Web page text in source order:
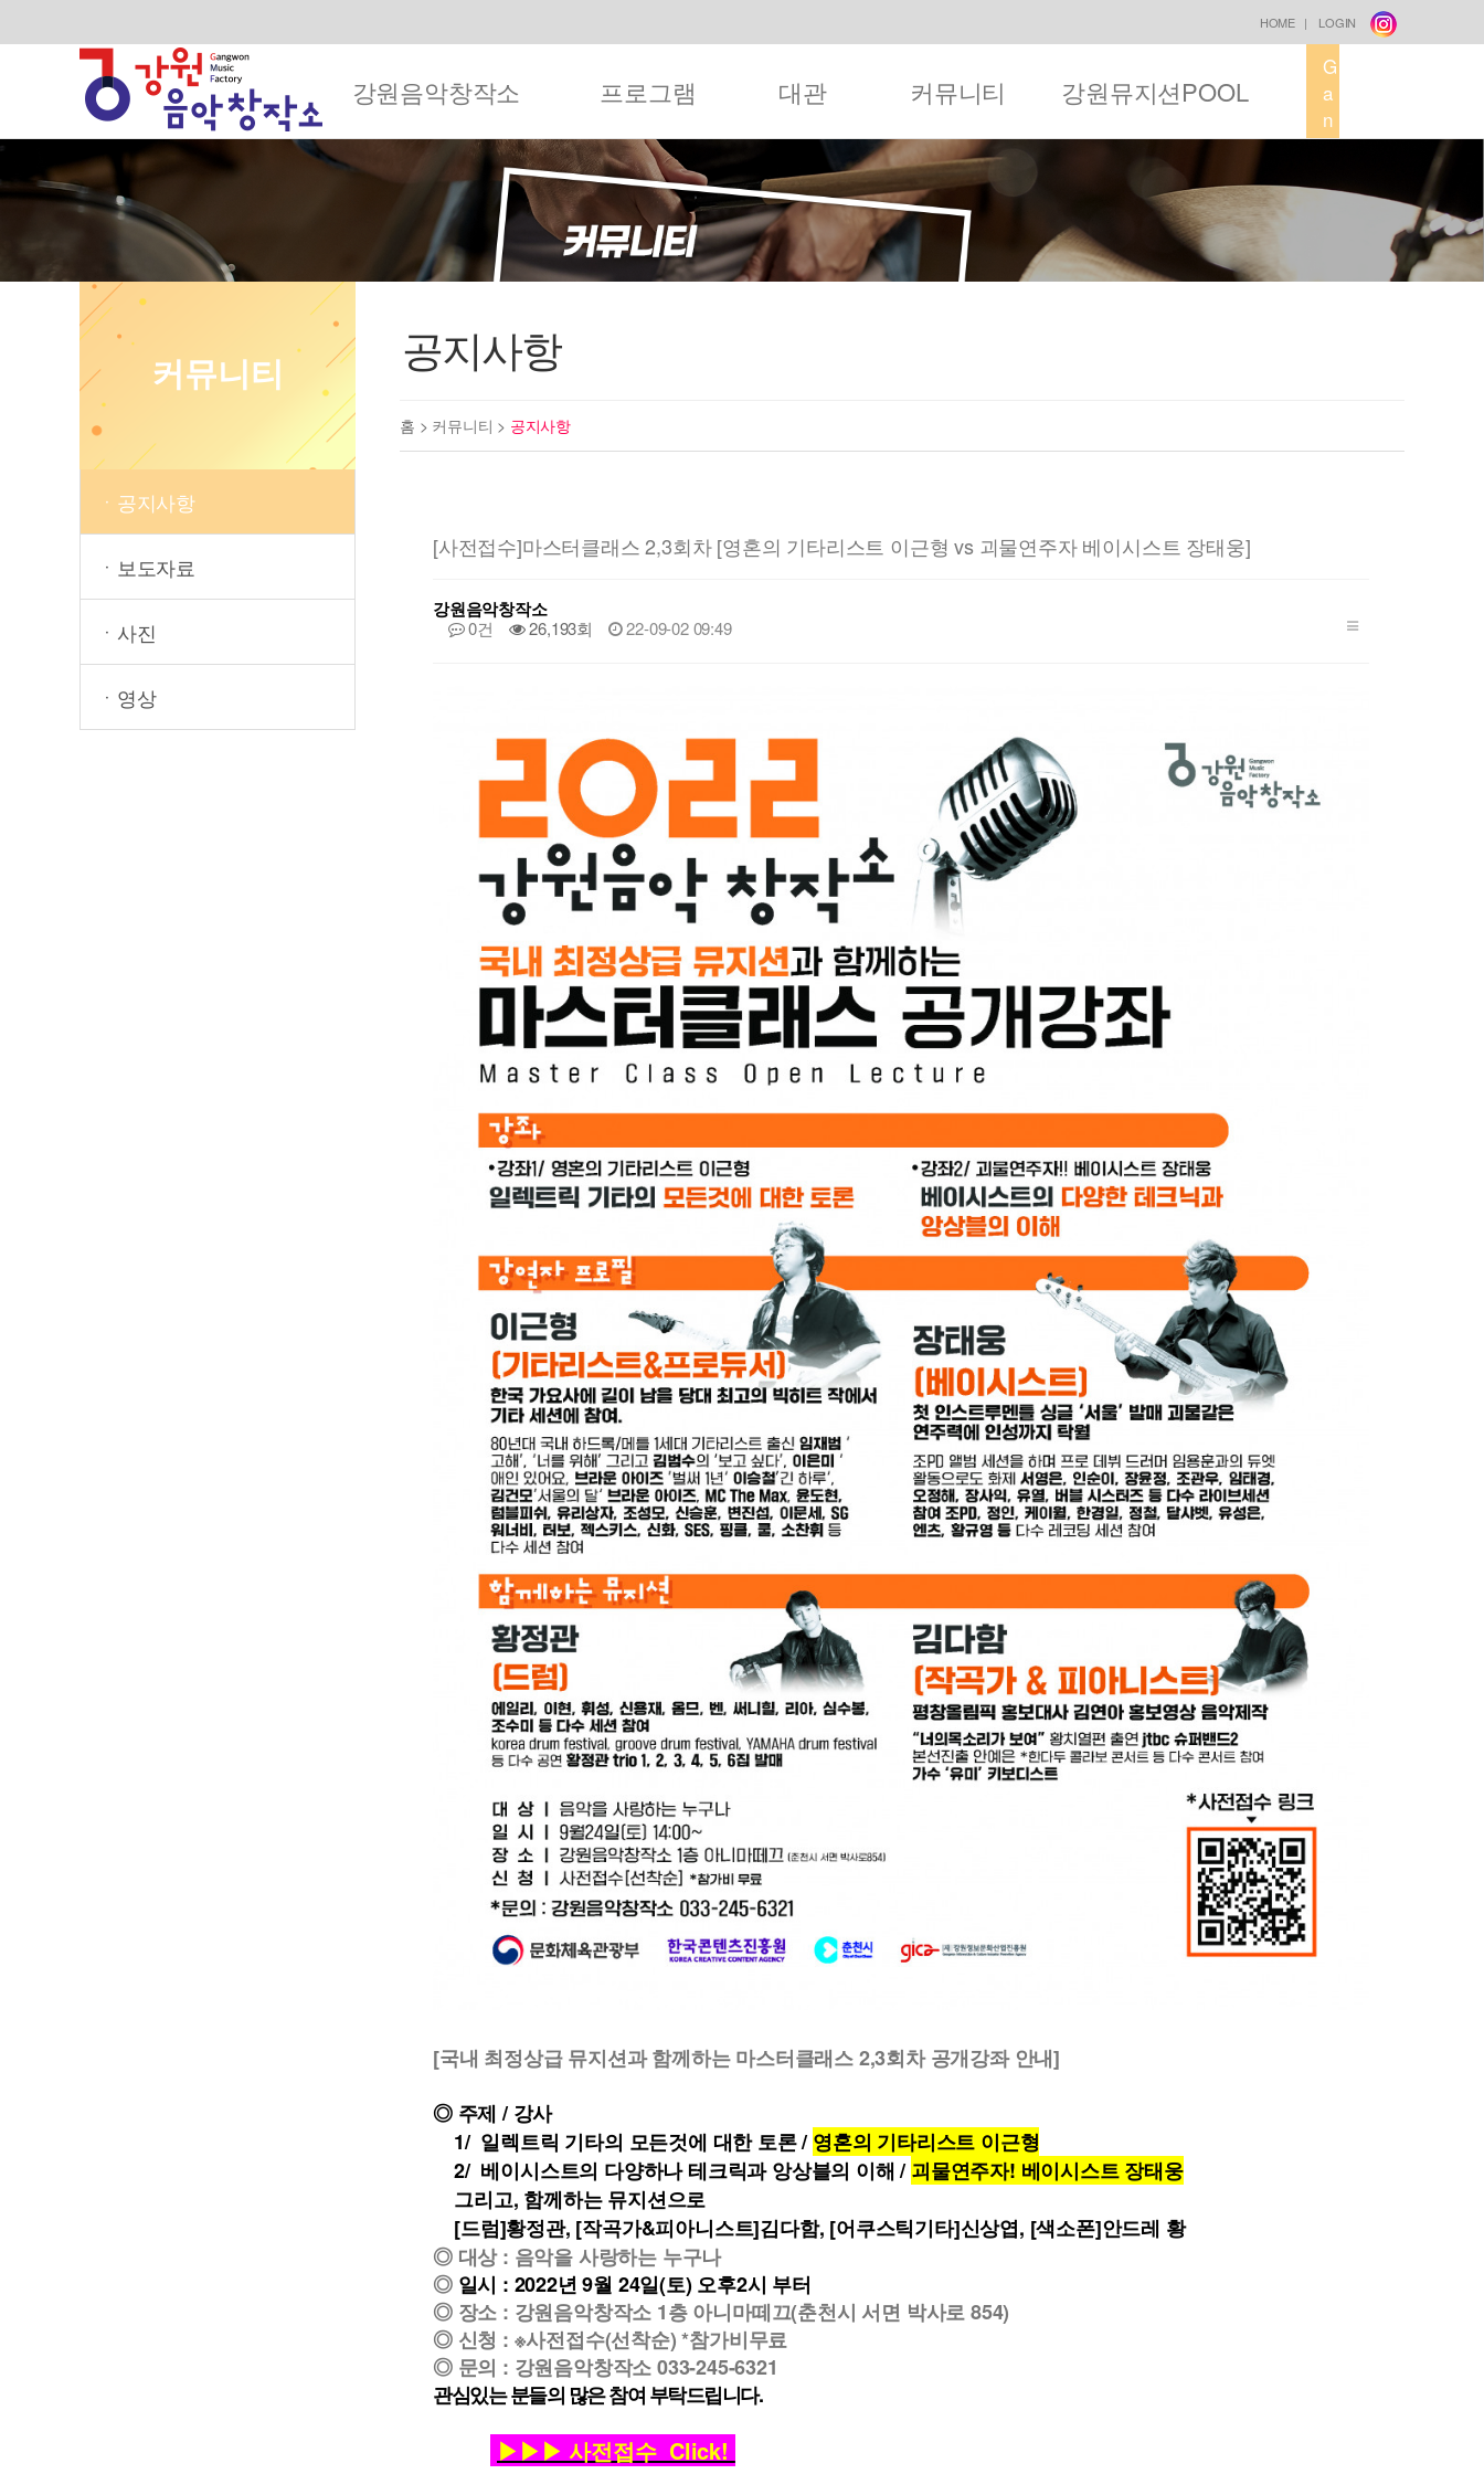
HOME | LOGIN
강원음악창작소 프로그램 대관 커뮤니티 강원뮤지션POOL
G
a
n
g
o
u
커뮤니티
ㆍ공지사항
ㆍ보도자료
ㆍ사진
ㆍ영상
공지사항
홈 > 커뮤니티 > 공지사항
[사전접수]마스터클래스 2,3회차 [영혼의 기타리스트 이근형 vs 괴물연주자 베이시스트 장태웅]
강원음악창작소
0건 26,193회 22-09-02 09:49
[국내 최정상급 뮤지션과 함께하는마스터클래스 2,3회차 공개강좌 안내]
◎ 주제 / 강사
1/ 일렉트릭 기타의 모든것에 대한 토론 /영혼의 기타리스트 이근형
2/ 베이시스트의 다양하나 테크릭과 앙상블의 이해 /괴물연주자! 베이시스트 장태웅
그리고, 함께하는 뮤지션으로
[드럼]황정관, [작곡가&피아니스트]김다함, [어쿠스틱기타]신상엽, [색소폰]안드레 황
◎ 대상 : 음악을 사랑하는 누구나
◎ 일시 : 2022년 9월 24일(토) 오후2시 부터
◎ 장소 : 강원음악창작소 1층 아니마떼끄(춘천시 서면 박사로 854)
◎ 신청 : ※사전접수(선착순) *참가비무료
◎ 문의 : 강원음악창작소 033-245-6321
관심있는 분들의 많은 참여 부탁드립니다.
▶▶▶ 사전접수 Click!